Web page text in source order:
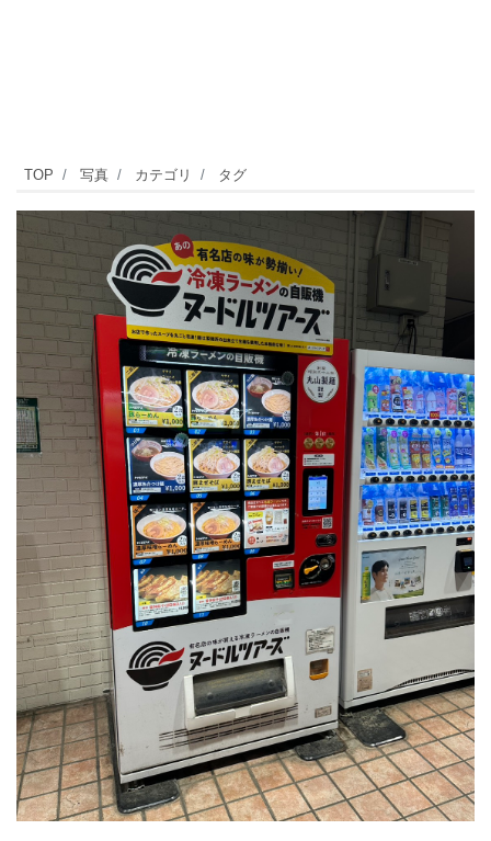
便
利
な
商
業
施
設
「フ
レ
ル・
ウ
ィ
ズ
自
由
が
丘」
の
ス
ー
TOP 写真 カテゴリ タグ